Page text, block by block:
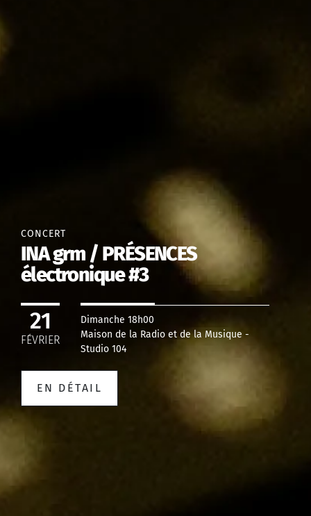
CONCERT
INA grm / PRÉSENCES
électronique #3
21
FÉVRIER
Dimanche 18h00
Maison de la Radio et de la Musique -
Studio 104
EN DÉTAIL